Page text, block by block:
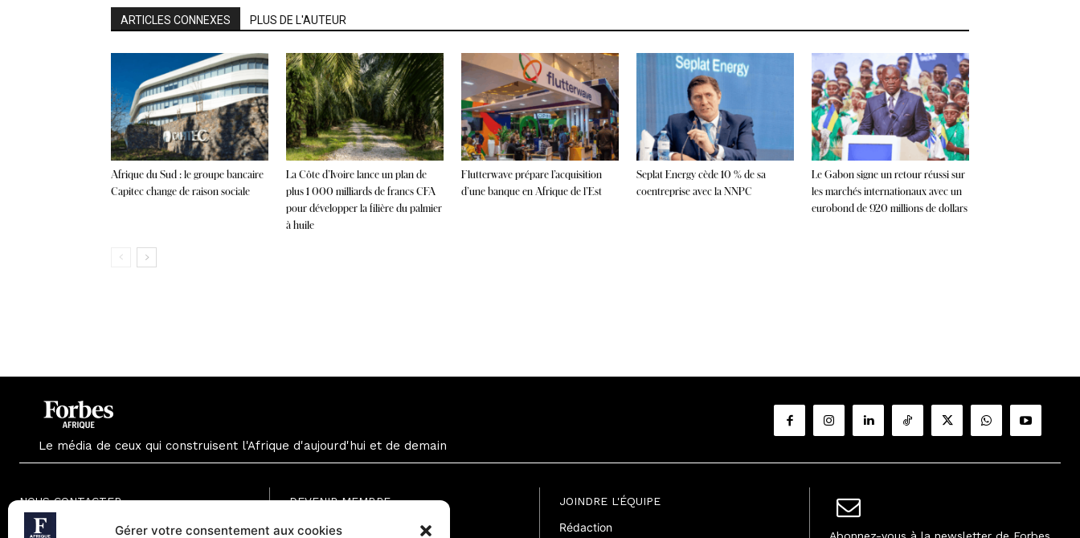
Gérer votre consentement aux cookies
ARTICLES CONNEXES PLUS DE L'AUTEUR
Afrique du Sud : le groupe bancaire
Capitec change de raison sociale
La Côte d’Ivoire lance un plan de
plus 1 000 milliards de francs CFA
pour développer la filière du palmier
à huile
Flutterwave prépare l’acquisition
d’une banque en Afrique de l’Est
Seplat Energy cède 10 % de sa
coentreprise avec la NNPC
Le Gabon signe un retour réussi sur
les marchés internationaux avec un
eurobond de 920 millions de dollars
Le média de ceux qui construisent l'Afrique d'aujourd'hui et de demain
NOUS CONTACTER
Paris - France
DEVENIR MEMBRE
Formule Gratuite
JOINDRE L'ÉQUIPE
Rédaction